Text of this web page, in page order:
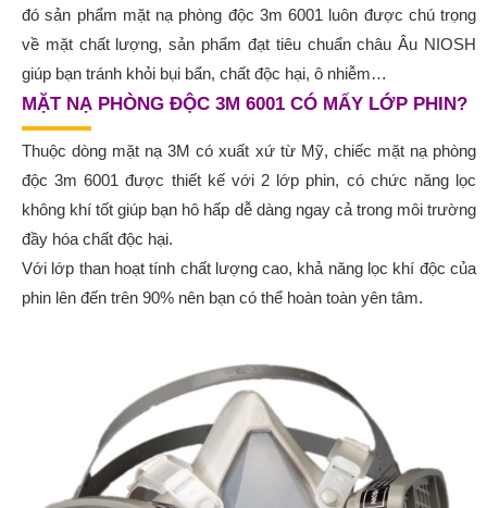
đó sản phẩm mặt nạ phòng độc 3m 6001 luôn được chú trọng
về mặt chất lượng, sản phẩm đạt tiêu chuẩn châu Âu NIOSH
giúp bạn tránh khỏi bụi bẩn, chất độc hại, ô nhiễm…
MẶT NẠ PHÒNG ĐỘC 3M 6001 CÓ MẤY LỚP PHIN?
Thuộc dòng mặt nạ 3M có xuất xứ từ Mỹ, chiếc mặt nạ phòng
độc 3m 6001 được thiết kế với 2 lớp phin, có chức năng lọc
không khí tốt giúp bạn hô hấp dễ dàng ngay cả trong môi trường
đầy hóa chất độc hại.
Với lớp than hoạt tính chất lượng cao, khả năng lọc khí độc của
phin lên đến trên 90% nên bạn có thể hoàn toàn yên tâm.